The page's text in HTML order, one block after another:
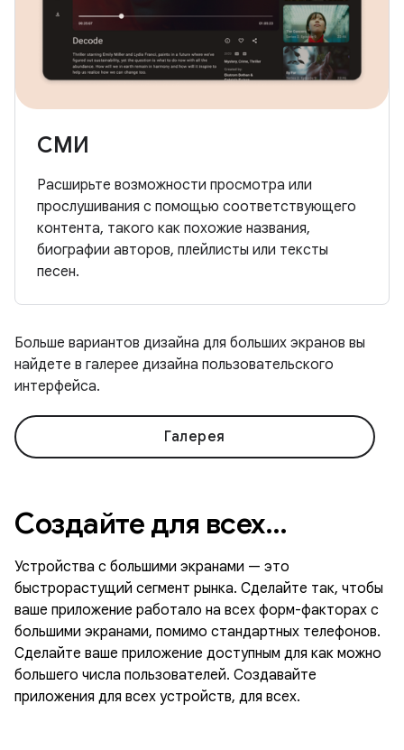
СМИ
Расширьте возможности просмотра или
прослушивания с помощью соответствующего
контента, такого как похожие названия,
биографии авторов, плейлисты или тексты
песен.
Больше вариантов дизайна для больших экранов вы
найдете в галерее дизайна пользовательского
интерфейса.
Галерея
Создайте для всех…
Устройства с большими экранами — это
быстрорастущий сегмент рынка. Сделайте так, чтобы
ваше приложение работало на всех форм-факторах с
большими экранами, помимо стандартных телефонов.
Сделайте ваше приложение доступным для как можно
большего числа пользователей. Создавайте
приложения для всех устройств, для всех.